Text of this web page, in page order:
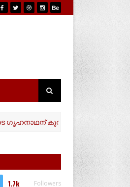
കുറുനരിയുടെ കടിയേറ്റു.
1.7k Followers